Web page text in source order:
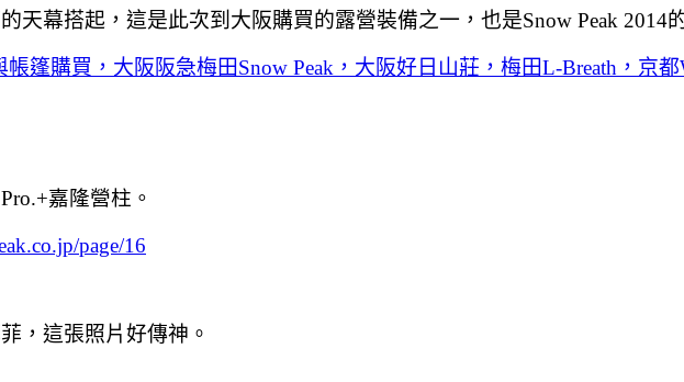
天幕搭起 ，這是此次到大阪購買的露營裝備之一 ，也是Snow Peak 2014
帳篷購買，大阪阪急梅田Snow Peak，大阪好日山莊，梅田L-Breath，京都
嘉隆營柱。
page/16
，這張照片好傳神。